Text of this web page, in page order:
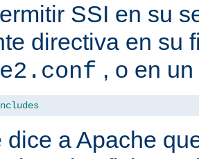
SSI en su
directiva en su
, o en
dice a Apache